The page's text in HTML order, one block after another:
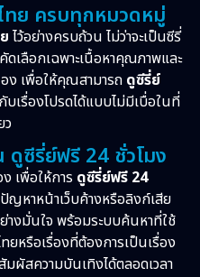
(38)
(21)
(28)
(76)
(5)
(1)
ทย ครบทุกหมวดหมู่
ไว้อย่างครบถ้วน ไม่ว่าจะเป็นซีรี่
เลือกเฉพาะเนื้อหาคุณภาพและ
ง เพื่อให้คุณสามารถ ดูซีรี่ย์
เรื่องโปรดได้แบบไม่มีเบื่อในที่
ว
ดูซีรี่ย์ฟรี 24 ชั่วโมง
เพื่อให้การ ดูซีรี่ย์ฟรี 24
ญหาหน้าเว็บค้างหรือลิงก์เสีย
างมั่นใจ พร้อมระบบค้นหาที่ใช้
ยหรือเรื่องที่ต้องการเป็นเรื่อง
ผัสความบันเทิงได้ตลอดเวลา